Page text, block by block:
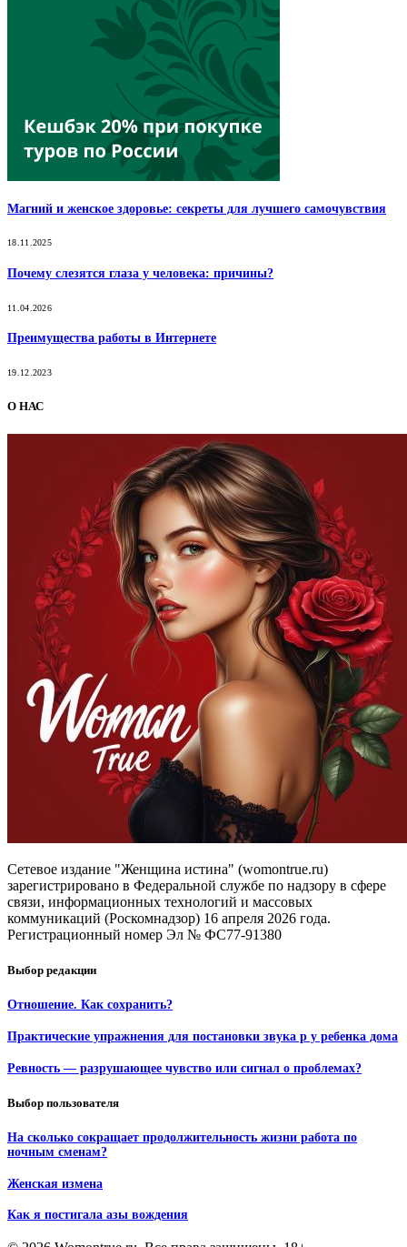
Магний и женское здоровье: секреты для лучшего самочувствия
18.11.2025
Почему слезятся глаза у человека: причины?
11.04.2026
Преимущества работы в Интернете
19.12.2023
О НАС
Сетевое издание "Женщина истина" (womontrue.ru)
зарегистрировано в Федеральной службе по надзору в сфере
связи, информационных технологий и массовых
коммуникаций (Роскомнадзор) 16 апреля 2026 года.
Регистрационный номер Эл № ФС77-91380
Выбор редакции
Отношение. Как сохранить?
Практические упражнения для постановки звука р у ребенка дома
Ревность — разрушающее чувство или сигнал о проблемах?
Выбор пользователя
На сколько сокращает продолжительность жизни работа по
ночным сменам?
Женская измена
Как я постигала азы вождения